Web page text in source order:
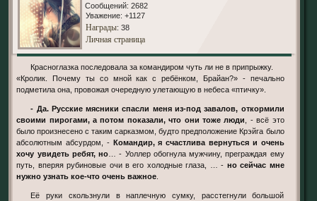
Сообщений: 2682
Уважение: +1127
Награды: 38
Личная страница
Красноглазка последовала за командиром чуть ли не в припрыжку.
«Кролик. Почему ты со мной как с ребёнком, Брайан?» - печально
подметила она, провожая очередную улетающую в небеса «птичку».
- Да. Русские мясники спасли меня из-под завалов, откормили
своими пирогами, а потом показали, что они тоже люди
, - всё это
было произнесено с таким сарказмом, будто предположение Крэйга было
абсолютным абсурдом, -Командир, я счастлива вернуться и очень
хочу увидеть ребят, но … - Уоллер обогнула мужчину, преграждая ему
путь, вперяя рубиновые очи в его холодные глаза, … - но сейчас мне
нужно узнать кое-что очень важное
Её руки скользнули в наплечную сумку, расстегнули большой